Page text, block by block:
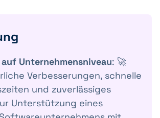
Unternehmensniveau: 🚀
Verbesserungen, schnelle
und zuverlässiges
Unterstützung eines